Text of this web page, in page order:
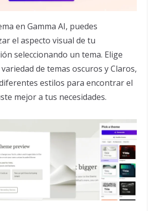
en Gamma AI, puedes
el aspecto visual de tu
seleccionando un tema. Elige
de temas oscuros y Claros,
estilos para encontrar el
mejor a tus necesidades.